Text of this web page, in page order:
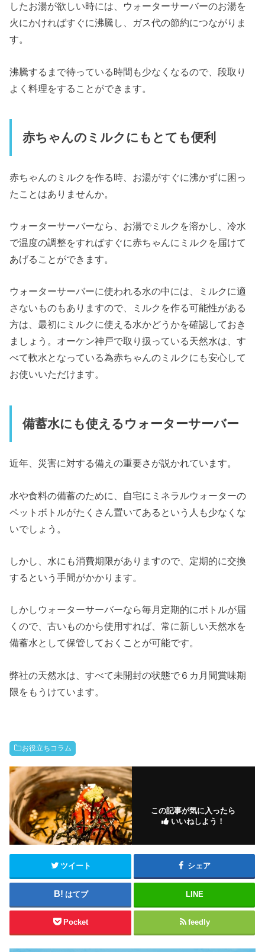
したお湯が欲しい時には、ウォーターサーバーのお湯を
火にかければすぐに沸騰し、ガス代の節約につながりま
す。
沸騰するまで待っている時間も少なくなるので、段取り
よく料理をすることができます。
赤ちゃんのミルクにもとても便利
赤ちゃんのミルクを作る時、お湯がすぐに沸かずに困っ
たことはありませんか。
ウォーターサーバーなら、お湯でミルクを溶かし、冷水
で温度の調整をすればすぐに赤ちゃんにミルクを届けて
あげることができます。
ウォーターサーバーに使われる水の中には、ミルクに適
さないものもありますので、ミルクを作る可能性がある
方は、最初にミルクに使える水かどうかを確認しておき
ましょう。オーケン神戸で取り扱っている天然水は、す
べて軟水となっている為赤ちゃんのミルクにも安心して
お使いいただけます。
備蓄水にも使えるウォーターサーバー
近年、災害に対する備えの重要さが説かれています。
水や食料の備蓄のために、自宅にミネラルウォーターの
ペットボトルがたくさん置いてあるという人も少なくな
いでしょう。
しかし、水にも消費期限がありますので、定期的に交換
するという手間がかかります。
しかしウォーターサーバーなら毎月定期的にボトルが届
くので、古いものから使用すれば、常に新しい天然水を
備蓄水として保管しておくことが可能です。
弊社の天然水は、すべて未開封の状態で６カ月間賞味期
限をもうけています。
お役立ちコラム
この記事が気に入ったら
いいねしよう！
ツイート シェア
はてブ LINE
Pocket feedly